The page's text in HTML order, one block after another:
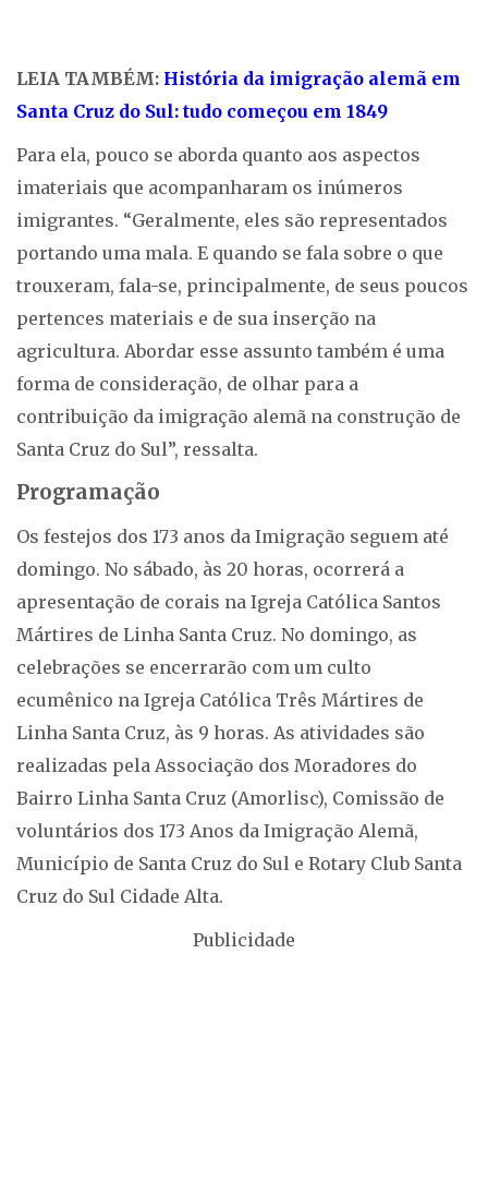
LEIA TAMBÉM: História da imigração alemã em
Santa Cruz do Sul: tudo começou em 1849
Para ela, pouco se aborda quanto aos aspectos
imateriais que acompanharam os inúmeros
imigrantes. “Geralmente, eles são representados
portando uma mala. E quando se fala sobre o que
trouxeram, fala-se, principalmente, de seus poucos
pertences materiais e de sua inserção na
agricultura. Abordar esse assunto também é uma
forma de consideração, de olhar para a
contribuição da imigração alemã na construção de
Santa Cruz do Sul”, ressalta.
Programação
Os festejos dos 173 anos da Imigração seguem até
domingo. No sábado, às 20 horas, ocorrerá a
apresentação de corais na Igreja Católica Santos
Mártires de Linha Santa Cruz. No domingo, as
celebrações se encerrarão com um culto
ecumênico na Igreja Católica Três Mártires de
Linha Santa Cruz, às 9 horas. As atividades são
realizadas pela Associação dos Moradores do
Bairro Linha Santa Cruz (Amorlisc), Comissão de
voluntários dos 173 Anos da Imigração Alemã,
Município de Santa Cruz do Sul e Rotary Club Santa
Cruz do Sul Cidade Alta.
Publicidade